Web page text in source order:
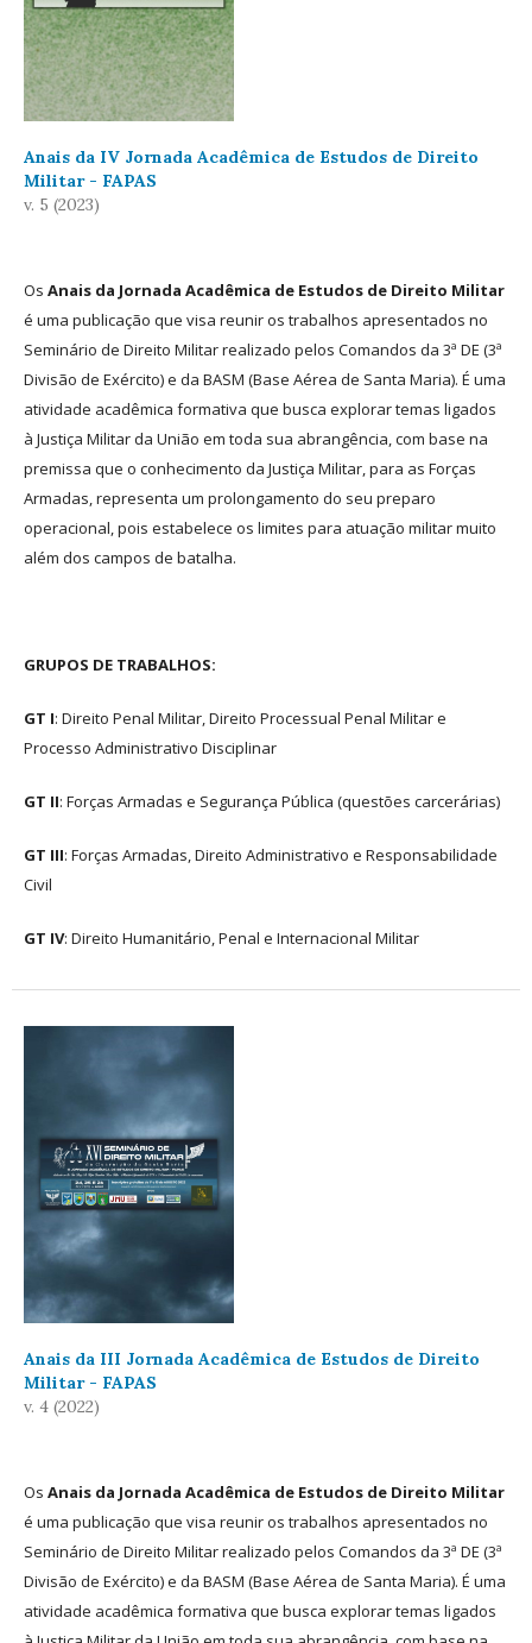
Anais da IV Jornada Acadêmica de Estudos de Direito
Militar - FAPAS
v. 5 (2023)
Os Anais da Jornada Acadêmica de Estudos de Direito Militar
é uma publicação que visa reunir os trabalhos apresentados no
Seminário de Direito Militar realizado pelos Comandos da 3ª DE (3ª
Divisão de Exército) e da BASM (Base Aérea de Santa Maria). É uma
atividade acadêmica formativa que busca explorar temas ligados
à Justiça Militar da União em toda sua abrangência, com base na
premissa que o conhecimento da Justiça Militar, para as Forças
Armadas, representa um prolongamento do seu preparo
operacional, pois estabelece os limites para atuação militar muito
além dos campos de batalha.
GRUPOS DE TRABALHOS:
GT I: Direito Penal Militar, Direito Processual Penal Militar e
Processo Administrativo Disciplinar
GT II: Forças Armadas e Segurança Pública (questões carcerárias)
GT III: Forças Armadas, Direito Administrativo e Responsabilidade
Civil
GT IV: Direito Humanitário, Penal e Internacional Militar
Anais da III Jornada Acadêmica de Estudos de Direito
Militar - FAPAS
v. 4 (2022)
Os Anais da Jornada Acadêmica de Estudos de Direito Militar
é uma publicação que visa reunir os trabalhos apresentados no
Seminário de Direito Militar realizado pelos Comandos da 3ª DE (3ª
Divisão de Exército) e da BASM (Base Aérea de Santa Maria). É uma
atividade acadêmica formativa que busca explorar temas ligados